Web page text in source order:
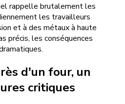
rappelle brutalement les
les travailleurs
et à des métaux à haute
précis, les conséquences
d'un four, un
critiques